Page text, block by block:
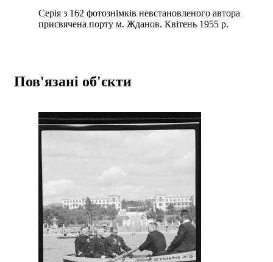
Серія з 162 фотознімків невстановленого автора
присвячена порту м. Жданов. Квітень 1955 р.
Пов'язані об'єкти